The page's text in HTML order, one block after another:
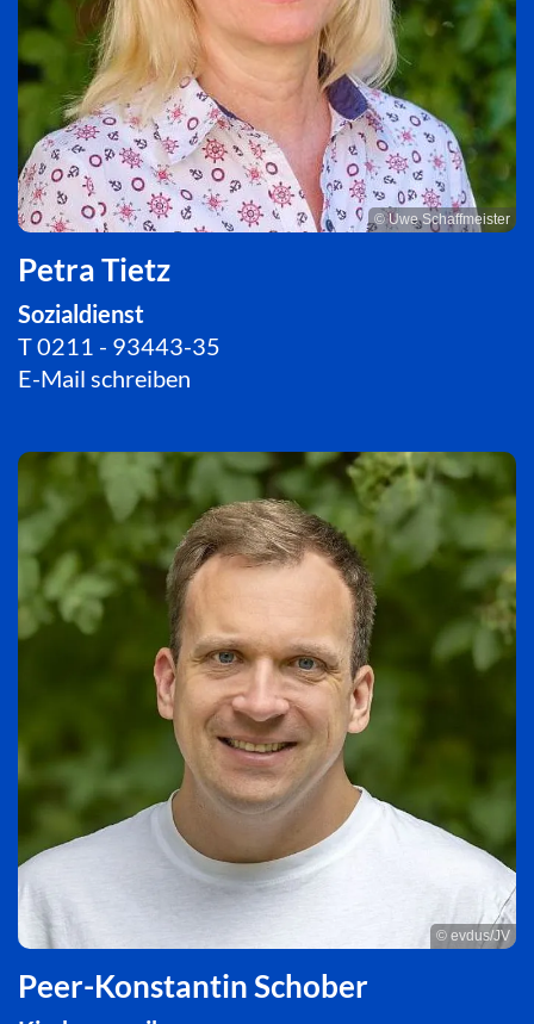
© Uwe Schaffmeister
Petra Tietz
Sozialdienst
T0211 - 93443-35
E-Mail schreiben
© evdus/JV
Peer-Konstantin Schober